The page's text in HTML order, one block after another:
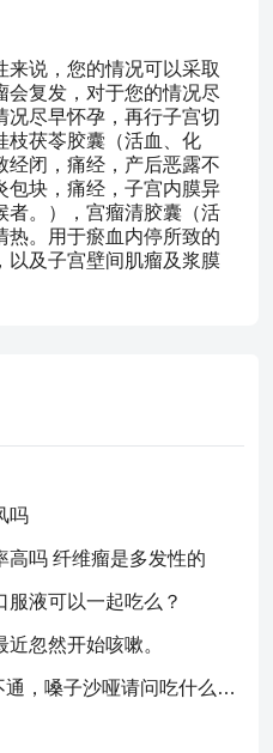
来说，您的情况可以采取
会复发，对于您的情况尽
况尽早怀孕，再行子宫切
枝茯苓胶囊（活血、化
经闭，痛经，产后恶露不
包块，痛经，子宫内膜异
者。），宫瘤清胶囊（活
热。用于瘀血内停所致的
以及子宫壁间肌瘤及浆膜
吗
高吗 纤维瘤是多发性的
液可以一起吃么？
忽然开始咳嗽。
你好，鼻炎犯了，鼻子不通，嗓子沙哑请问吃什么药比较好？